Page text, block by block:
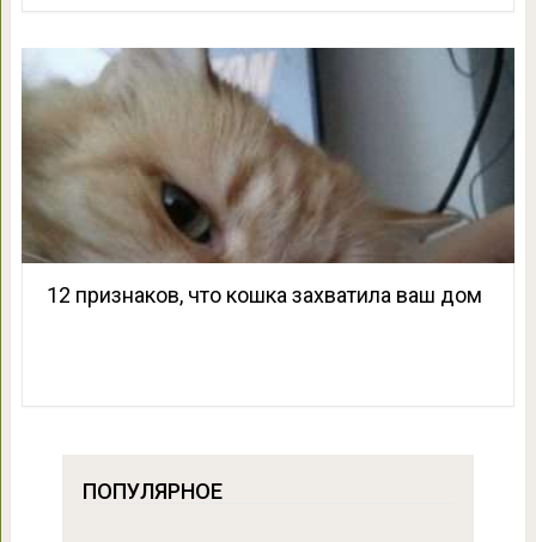
12 признаков, что кошка захватила ваш дом
ПОПУЛЯРНОЕ